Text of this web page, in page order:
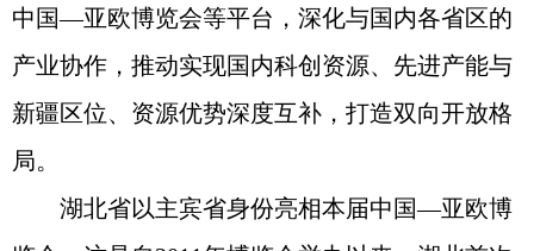
中国—亚欧博览会等平台，深化与国内各省区的
产业协作，推动实现国内科创资源、先进产能与
新疆区位、资源优势深度互补，打造双向开放格
局。
湖北省以主宾省身份亮相本届中国—亚欧博